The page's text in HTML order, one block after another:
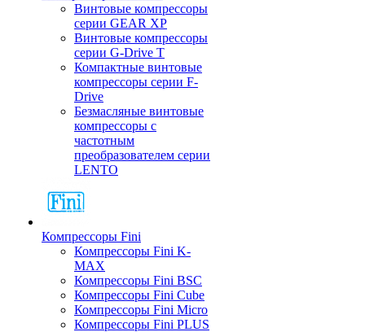
Винтовые компрессоры
серии GEAR XP
Винтовые компрессоры
серии G-Drive T
Компактные винтовые
компрессоры серии F-
Drive
Безмасляные винтовые
компрессоры с
частотным
преобразователем серии
LENTO
Компрессоры Fini
Компрессоры Fini K-
MAX
Компрессоры Fini BSC
Компрессоры Fini Cube
Компрессоры Fini Micro
Компрессоры Fini PLUS